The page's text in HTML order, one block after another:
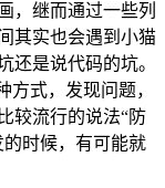
，继而通过一些列
其实也会遇到小猫
还是说代码的坑。
方式，发现问题，
较流行的说法“防
时候，有可能就